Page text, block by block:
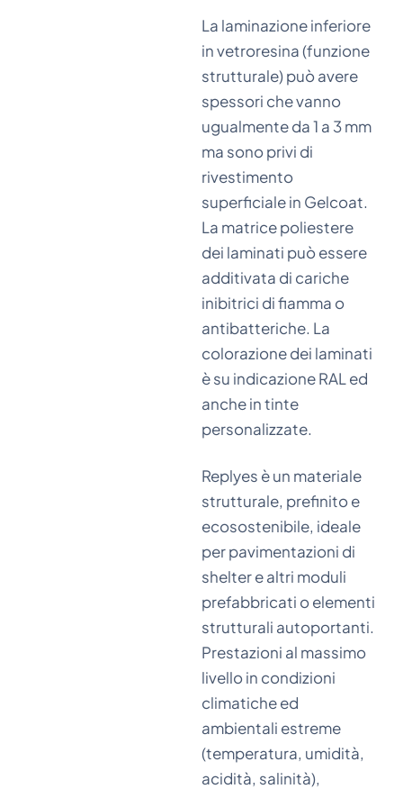
La laminazione inferiore
in vetroresina (funzione
strutturale) può avere
spessori che vanno
ugualmente da 1 a 3 mm
ma sono privi di
rivestimento
superficiale in Gelcoat.
La matrice poliestere
dei laminati può essere
additivata di cariche
inibitrici di fiamma o
antibatteriche. La
colorazione dei laminati
è su indicazione RAL ed
anche in tinte
personalizzate.
Replyes è un materiale
strutturale, prefinito e
ecosostenibile, ideale
per pavimentazioni di
shelter e altri moduli
prefabbricati o elementi
strutturali autoportanti.
Prestazioni al massimo
livello in condizioni
climatiche ed
ambientali estreme
(temperatura, umidità,
acidità, salinità),